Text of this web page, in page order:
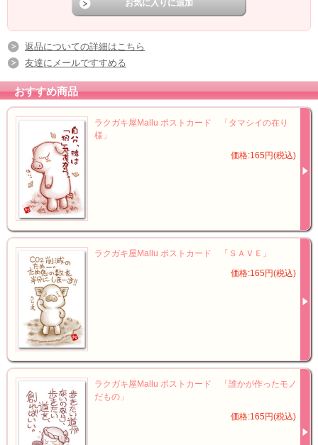
返品についての詳細はこちら
友達にメールですすめる
おすすめ商品
ラクガキ屋Mallu ポストカード 「タマシイの在り
様」
価格:165円(税込)
ラクガキ屋Mallu ポストカード 「ＳＡＶＥ」
価格:165円(税込)
ラクガキ屋Mallu ポストカード 「誰かが作ったモノ
だもの」
価格:165円(税込)